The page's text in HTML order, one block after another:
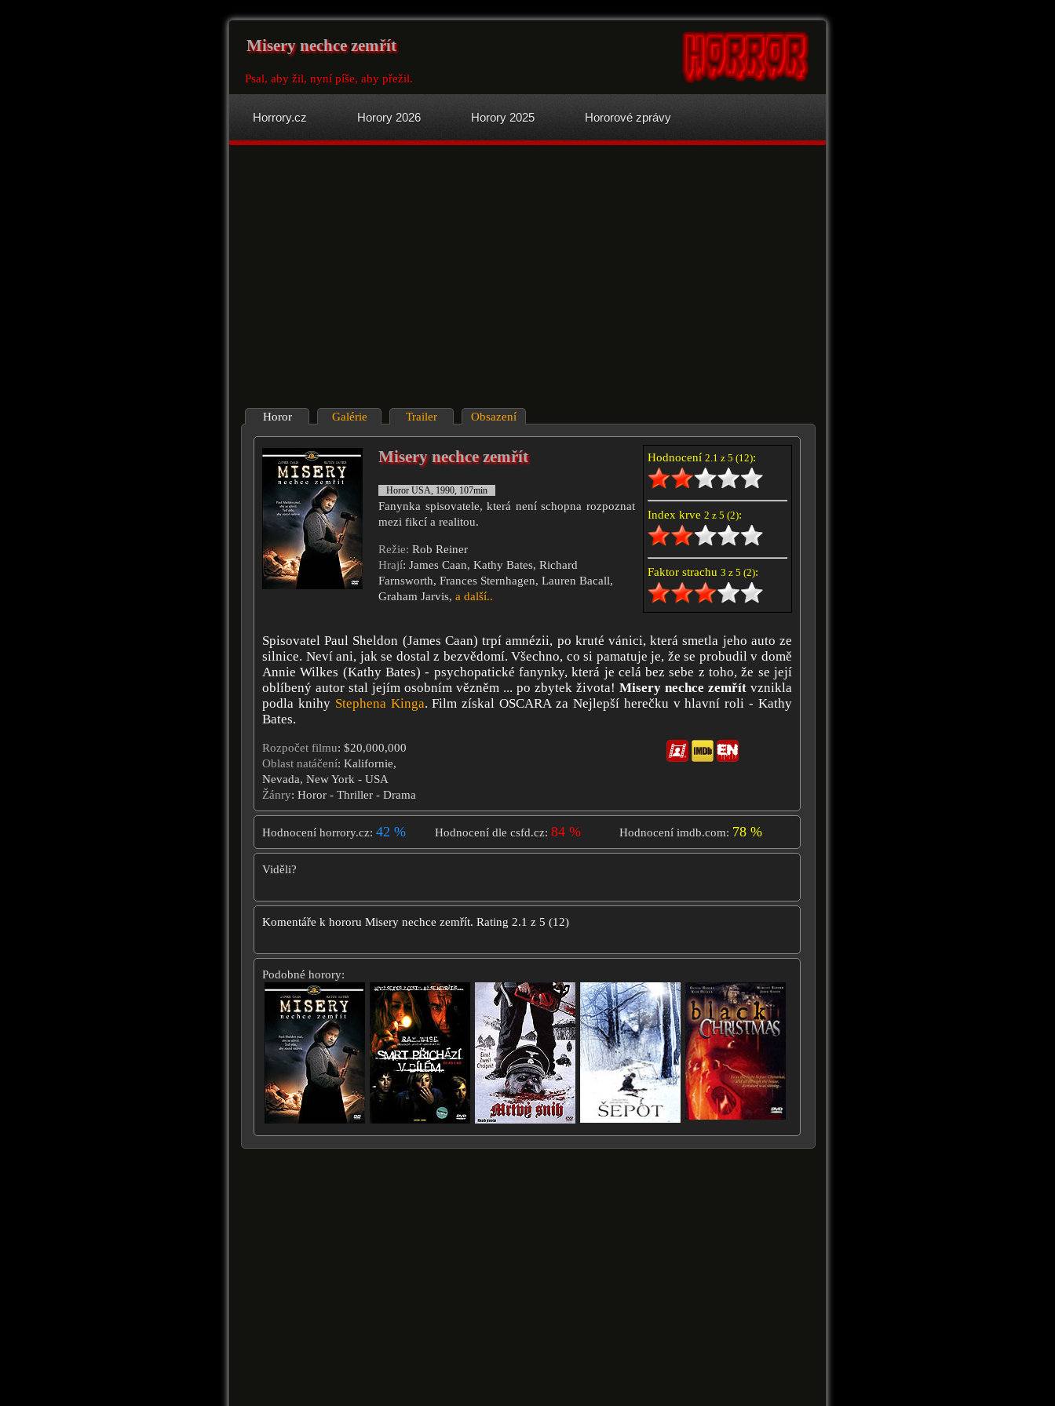
Misery nechce zemřít
Psal, aby žil, nyní píše, aby přežil.
Horrory.cz Horory 2026 Horory 2025 Hororové zprávy
Horor Galérie Trailer Obsazení
Hodnocení 2.1 z 5 (12):
Index krve 2 z 5 (2):
Faktor strachu 3 z 5 (2):
Misery nechce zemřít
Horor USA, 1990, 107min
Fanynka spisovatele, která není schopna rozpoznat
mezi fikcí a realitou.
Režie: Rob Reiner
Hrají: James Caan, Kathy Bates, Richard
Farnsworth, Frances Sternhagen, Lauren Bacall,
Graham Jarvis, a další..
Spisovatel Paul Sheldon (James Caan) trpí amnézii, po kruté vánici, která smetla jeho auto ze
silnice. Neví ani, jak se dostal z bezvědomí. Všechno, co si pamatuje je, že se probudil v domě
Annie Wilkes (Kathy Bates) - psychopatické fanynky, která je celá bez sebe z toho, že se její
oblíbený autor stal jejím osobním vězněm ... po zbytek života! Misery nechce zemřít vznikla
podla knihy Stephena Kinga. Film získal OSCARA za Nejlepší herečku v hlavní roli - Kathy
Bates.
Rozpočet filmu: $20,000,000
Oblast natáčení: Kalifornie,
Nevada, New York - USA
Žánry: Horor - Thriller - Drama
Hodnocení horrory.cz: 42 % Hodnocení dle csfd.cz: 84 % Hodnocení imdb.com: 78 %
Viděli?
Komentáře k hororu Misery nechce zemřít. Rating 2.1 z 5 (12)
Podobné horory: